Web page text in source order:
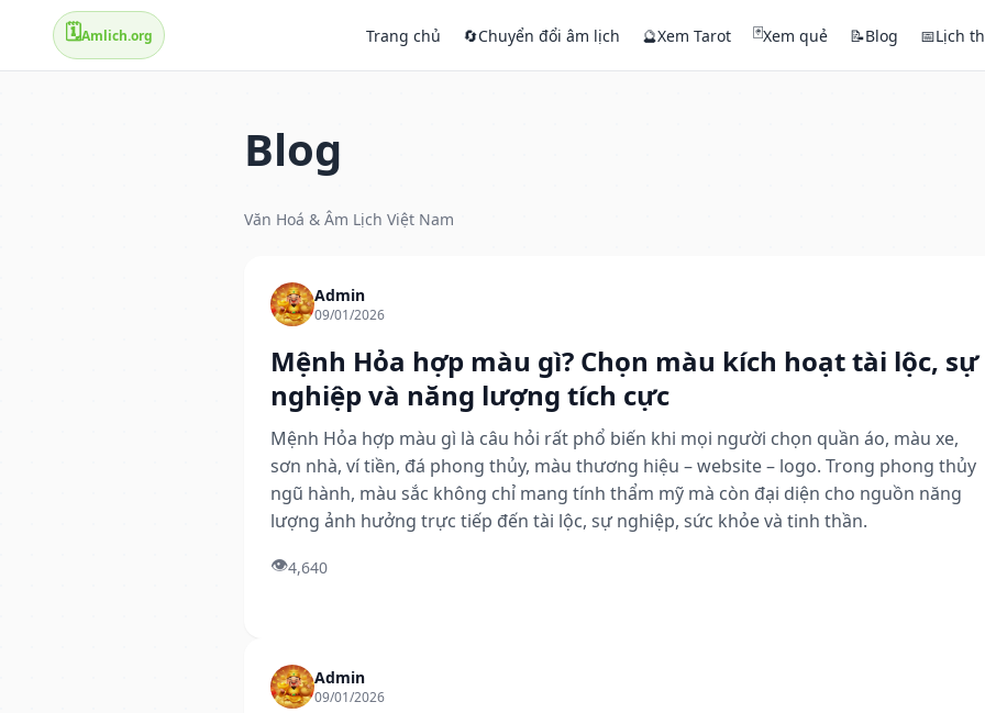
🗓️Amlich.org Trang chủ 🔄Chuyển đổi âm lịch 🔮Xem Tarot 🃏Xem quẻ 📝Blog 📅Lịch
Blog
Văn Hoá & Âm Lịch Việt Nam
Admin
09/01/2026
Mệnh Hỏa hợp màu gì? Chọn màu kích hoạt tài lộc, sự
nghiệp và năng lượng tích cực
Mệnh Hỏa hợp màu gì là câu hỏi rất phổ biến khi mọi người chọn quần áo, màu xe,
sơn nhà, ví tiền, đá phong thủy, màu thương hiệu – website – logo. Trong phong thủy
ngũ hành, màu sắc không chỉ mang tính thẩm mỹ mà còn đại diện cho nguồn năng
lượng ảnh hưởng trực tiếp đến tài lộc, sự nghiệp, sức khỏe và tinh thần.
👁️4,640
Admin
09/01/2026